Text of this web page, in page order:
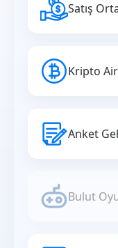
Satış
Kripto
Anket
Bulut